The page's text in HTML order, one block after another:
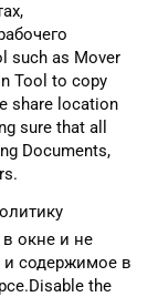
such as Mover
Tool to copy
share location
sure that all
Documents,
окне и не
и содержимое в
the